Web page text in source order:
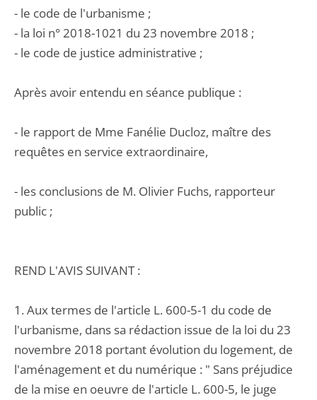
- le code de l'urbanisme ;
- la loi n° 2018-1021 du 23 novembre 2018 ;
- le code de justice administrative ;
Après avoir entendu en séance publique :
- le rapport de Mme Fanélie Ducloz, maître des
requêtes en service extraordinaire,
- les conclusions de M. Olivier Fuchs, rapporteur
public ;
REND L'AVIS SUIVANT :
1. Aux termes de l'article L. 600-5-1 du code de
l'urbanisme, dans sa rédaction issue de la loi du 23
novembre 2018 portant évolution du logement, de
l'aménagement et du numérique : " Sans préjudice
de la mise en oeuvre de l'article L. 600-5, le juge